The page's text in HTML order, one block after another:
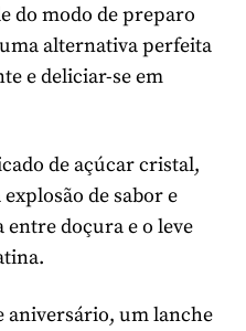
do modo de preparo
alternativa perfeita
e deliciar-se em
de açúcar cristal,
de sabor e
doçura e o leve
aniversário, um lanche